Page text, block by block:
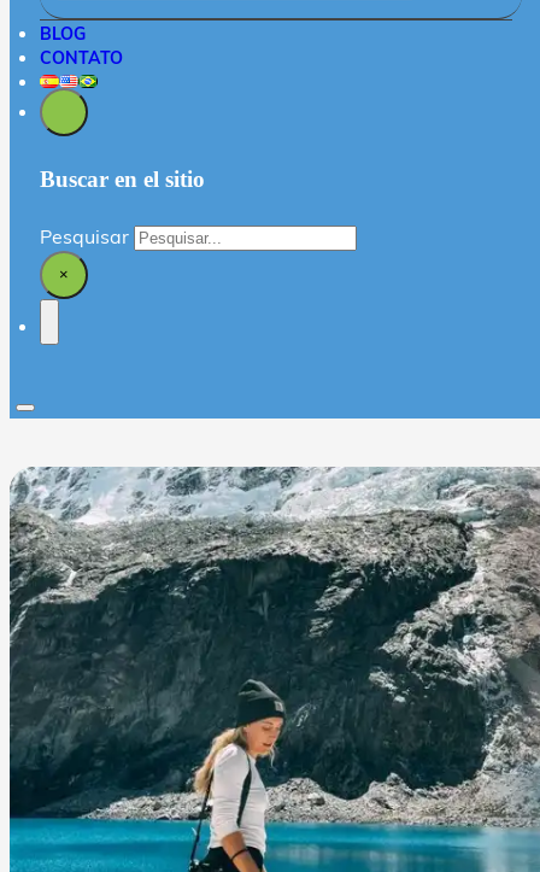
BLOG
CONTATO
Buscar en el sitio
Pesquisar
×